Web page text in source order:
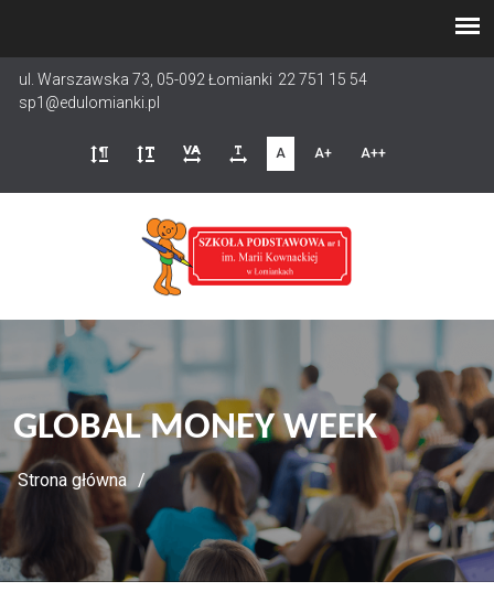
treści
ul. Warszawska 73, 05-092 Łomianki 22 751 15 54
sp1@edulomianki.pl
A A+ A++
GLOBAL MONEY WEEK
Strona główna